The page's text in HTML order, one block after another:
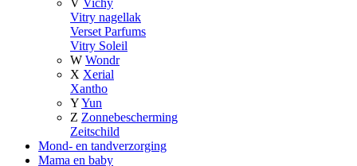
V Vichy
Vitry nagellak
Verset Parfums
Vitry Soleil
W Wondr
X Xerial
Xantho
YYun
Z Zonnebescherming
Zeitschild
Mond- en tandverzorging
Mama en baby